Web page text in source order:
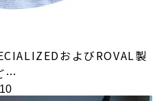
およびROVAL製
…